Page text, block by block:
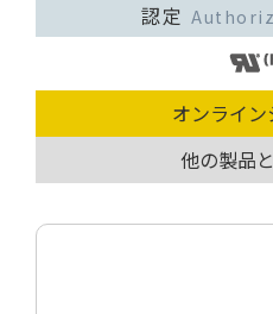
認定
オンライ
他の製品